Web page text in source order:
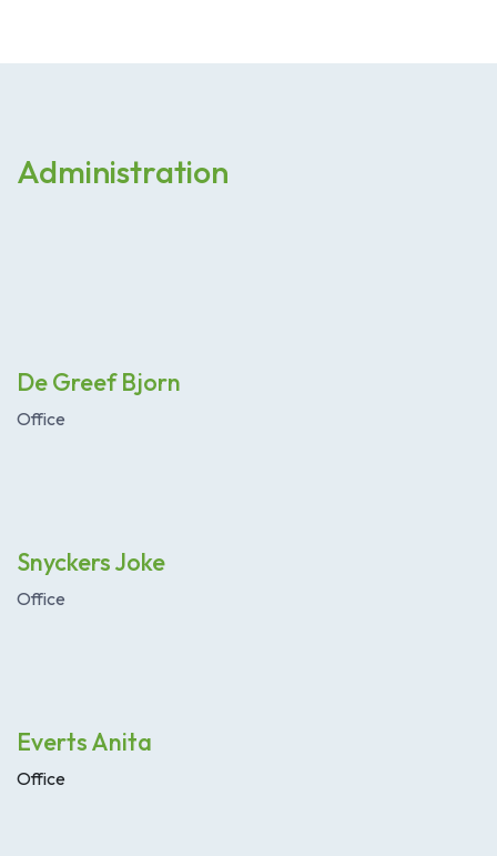
Administration
De Greef Bjorn
Office
Snyckers Joke
Office
Everts Anita
Office